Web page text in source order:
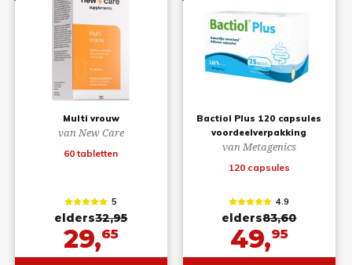
Multi vrouw
van New Care
60 tabletten
5
elders32,95
29,65
Bactiol Plus 120 capsules
voordeelverpakking
van Metagenics
120 capsules
4.9
elders83,60
49,95